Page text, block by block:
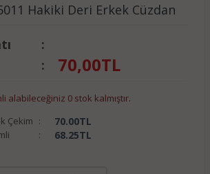
Hakiki Deri Erkek Cüzdan
:
: 70,00TL
alabileceğiniz 0 stok kalmıştır.
Çekim : 70.00TL
: 68.25TL